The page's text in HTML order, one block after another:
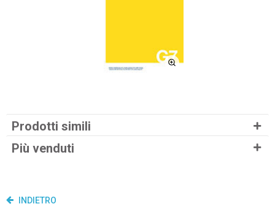
Prodotti simili
Più venduti
INDIETRO